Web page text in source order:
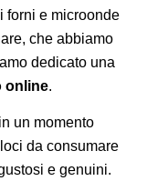
forni e microonde
che abbiamo
dedicato una
online.
un momento
da consumare
e genuini.